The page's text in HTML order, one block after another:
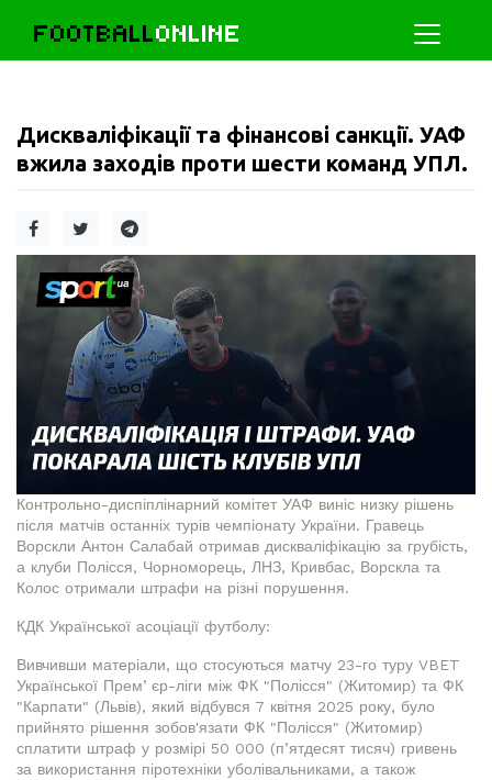
FOOTBALLONLINE
Дискваліфікації та фінансові санкції. УАФ
вжила заходів проти шести команд УПЛ.
Контрольно-диспіплінарний комітет УАФ виніс низку рішень
після матчів останніх турів чемпіонату України. Гравець
Ворскли Антон Салабай отримав дискваліфікацію за грубість,
а клуби Полісся, Чорноморець, ЛНЗ, Кривбас, Ворскла та
Колос отримали штрафи на різні порушення.
КДК Української асоціації футболу:
Вивчивши матеріали, що стосуються матчу 23-го туру VBET
Української Премʼєр-ліги між ФК "Полісся" (Житомир) та ФК
"Карпати" (Львів), який відбувся 7 квітня 2025 року, було
прийнято рішення зобов'язати ФК "Полісся" (Житомир)
сплатити штраф у розмірі 50 000 (п’ятдесят тисяч) гривень
за використання піротехніки уболівальниками, а також